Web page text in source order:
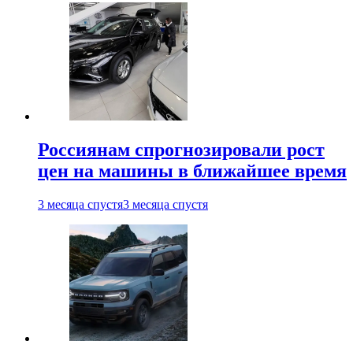
Россиянам спрогнозировали рост
цен на машины в ближайшее время
3 месяца спустя3 месяца спустя